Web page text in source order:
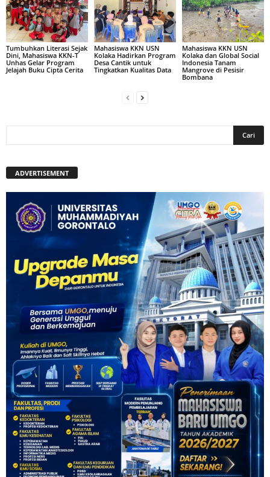
Tumbuhkan Literasi Sejak
Dini, Mahasiswa KKN-T
Unhas Gelar Program
Jelajah Buku Cipta Cerita
Mahasiswa KKN USN
Kolaka Hadirkan Program
Desa Cantik untuk
Tingkatkan Kualitas Data
Mahasiswa KKN USN
Kolaka dan Global Social
Indonesia Tanam
Mangrove di Pesisir
Bombana
ADVERTISEMENT